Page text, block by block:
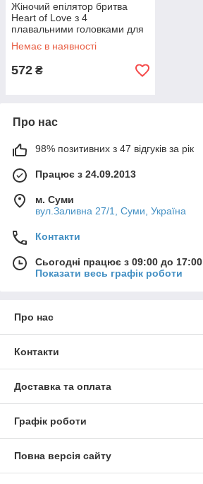
Жіночий епілятор бритва
Heart of Love з 4
плавальними головками для
ніг S-906
Немає в наявності
572 ₴
Про нас
98% позитивних з 47 відгуків за рік
Працює з 24.09.2013
м. Суми
вул.Заливна 27/1, Суми, Україна
Контакти
Сьогодні працює з 09:00 до 17:00
Показати весь графік роботи
Про нас
Контакти
Доставка та оплата
Графік роботи
Повна версія сайту